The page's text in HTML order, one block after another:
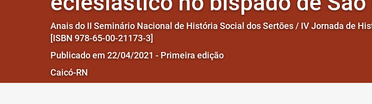
Anais do II Seminário Nacional de História Social dos Sertões / IV Jornada de
[ISBN 978-65-00-21173-3]
Publicado em 22/04/2021 - Primeira edição
Caicó-RN